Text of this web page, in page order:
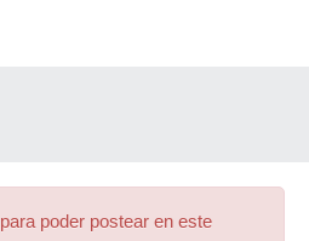
para poder postear en este